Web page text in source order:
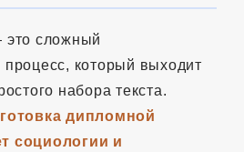
это сложный
процесс, который выходит
набора текста.
дипломной
социологии и